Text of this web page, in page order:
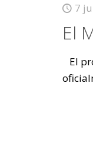
7
El
El